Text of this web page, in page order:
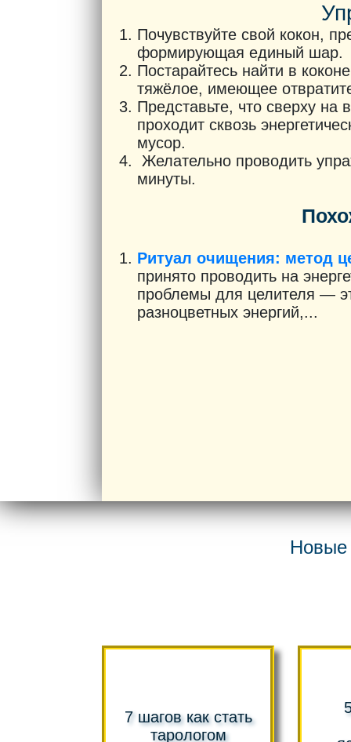
Почувствуйте свой кокон,
формирующая единый шар.
Постарайтесь найти в
тяжёлое, имеющее
Представьте, что сверху на
проходит сквозь
мусор.
Желательно проводить
минуты.
Ритуал очищения: метод
принято проводить на
проблемы для целителя —
разноцветных энергий,...
Новые
7 шагов как стать
тарологом